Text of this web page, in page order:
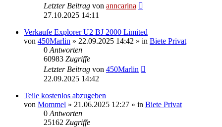
Letzter Beitrag von anncarina
27.10.2025 14:11
Verkaufe Explorer U2 BJ 2000 Limited
von 450Marlin » 22.09.2025 14:42 » in Biete Privat
0 Antworten
60983 Zugriffe
Letzter Beitrag von 450Marlin
22.09.2025 14:42
Teile kostenlos abzugeben
von Mommel » 21.06.2025 12:27 » in Biete Privat
0 Antworten
25162 Zugriffe